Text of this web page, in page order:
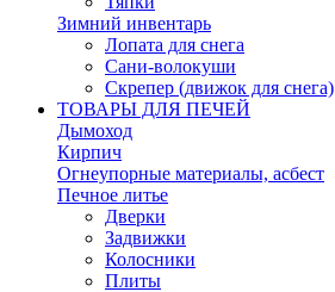
Зимний инвентарь
Лопата для снега
Сани-волокуши
Скрепер (движок для снега)
ТОВАРЫ ДЛЯ ПЕЧЕЙ
Дымоход
Кирпич
Огнеупорные материалы, асбест
Печное литье
Дверки
Задвижки
Колосники
Плиты